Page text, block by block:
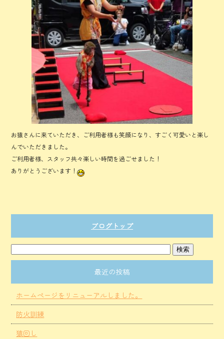
お猿さんに来ていただき、ご利用者様も笑顔になり、すごく可愛いと楽し
んでいただきました。
ご利用者様、スタッフ共々楽しい時間を過ごせました！
ありがとうございます！
ブログトップ
最近の投稿
ホームページをリニューアルしました。
防火訓練
猿回し